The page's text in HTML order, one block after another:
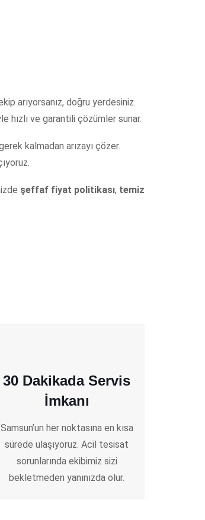
arıyorsanız, doğru yerdesiniz.
hızlı ve garantili çözümler sunar.
kalmadan arızayı çözer.
şeffaf fiyat politikası, temiz
30 Dakikada Servis
İmkanı
Samsun’un her noktasına en kısa
sürede ulaşıyoruz. Acil tesisat
sorunlarında ekibimiz sizi
bekletmeden yanınızda olur.